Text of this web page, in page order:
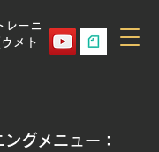
レーニ
メト
グメニュー：